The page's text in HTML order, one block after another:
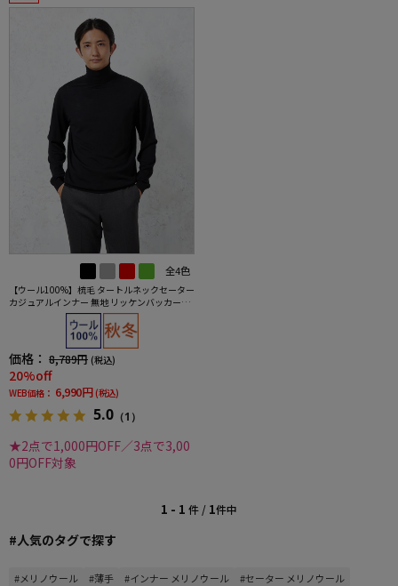
全4色
【ウール100%】梳毛 タートルネックセーター
カジュアルインナー 無地 リッケンバッカーブ
価格： 8,789円 (税込)
20%off
WEB価格： 6,990円 (税込)
5.0 （1）
★2点で1,000円OFF／3点で3,00
0円OFF対象
1 - 1 件 / 1件中
#人気のタグで探す
#メリノウール #薄手 #インナー メリノウール #セーター メリノウール